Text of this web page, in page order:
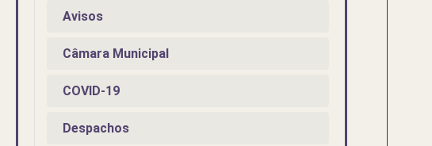
Avisos
Câmara Municipal
COVID-19
Despachos